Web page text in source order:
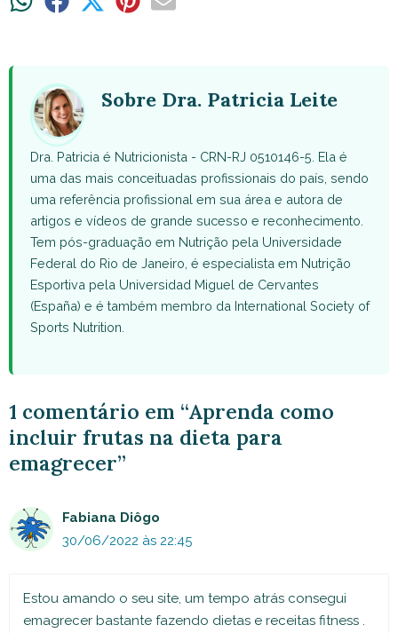
Sobre Dra. Patricia Leite
Dra. Patricia é Nutricionista - CRN-RJ 0510146-5. Ela é
uma das mais conceituadas profissionais do país, sendo
uma referência profissional em sua área e autora de
artigos e vídeos de grande sucesso e reconhecimento.
Tem pós-graduação em Nutrição pela Universidade
Federal do Rio de Janeiro, é especialista em Nutrição
Esportiva pela Universidad Miguel de Cervantes
(España) e é também membro da International Society of
Sports Nutrition.
1 comentário em “Aprenda como
incluir frutas na dieta para
emagrecer”
Fabiana Diôgo
30/06/2022 às 22:45
Estou amando o seu site, um tempo atrás consegui
emagrecer bastante fazendo dietas e receitas fitness .